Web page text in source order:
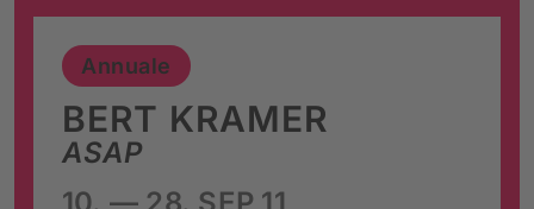
Annuale
ASAP
BERT KRAMER